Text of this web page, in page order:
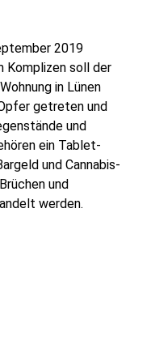
2019
Komplizen soll der
in Lünen
getreten und
und
ein Tablet-
und Cannabis-
und
werden.